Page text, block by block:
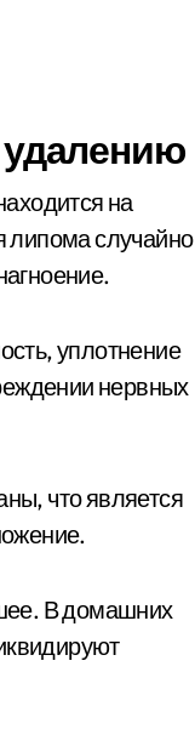
на
липома случайно
уплотнение
нервных
что является
В домашних